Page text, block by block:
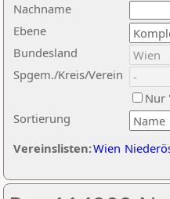
Nachname
Ebene
Sortierung
Bundesland
Spgem./Kreis/Verein
Nur
Vereinslisten:Wien